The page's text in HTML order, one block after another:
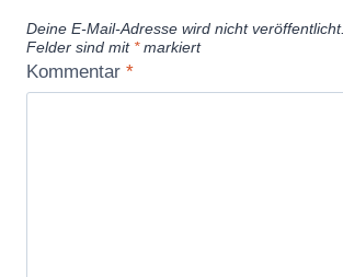
Deine E-Mail-Adresse wird nicht veröffentlicht.
Felder sind mit *markiert
Kommentar *